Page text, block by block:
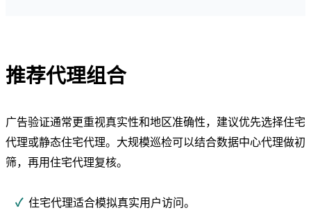
推荐代理组合
广告验证通常更重视真实性和地区准确性，建议优先选择住宅
代理或静态住宅代理。大规模巡检可以结合数据中心代理做初
筛，再用住宅代理复核。
住宅代理适合模拟真实用户访问。